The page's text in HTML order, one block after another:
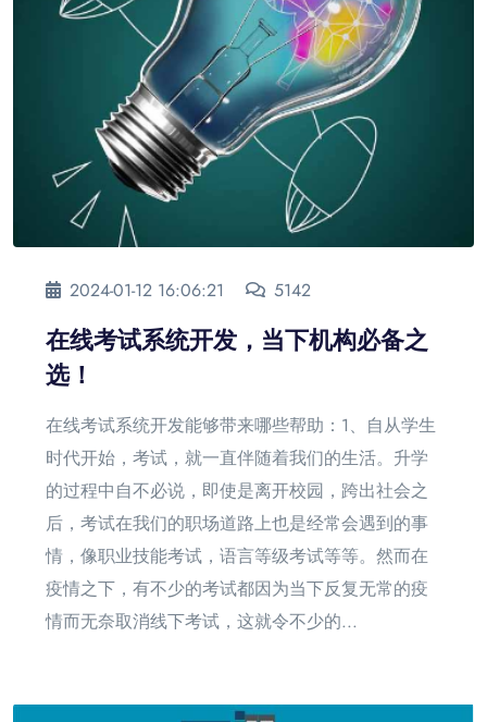
2024-01-12 16:06:21 5142
在线考试系统开发，当下机构必备之
选！
在线考试系统开发能够带来哪些帮助：1、自从学生
时代开始，考试，就一直伴随着我们的生活。升学
的过程中自不必说，即使是离开校园，跨出社会之
后，考试在我们的职场道路上也是经常会遇到的事
情，像职业技能考试，语言等级考试等等。然而在
疫情之下，有不少的考试都因为当下反复无常的疫
情而无奈取消线下考试，这就令不少的...